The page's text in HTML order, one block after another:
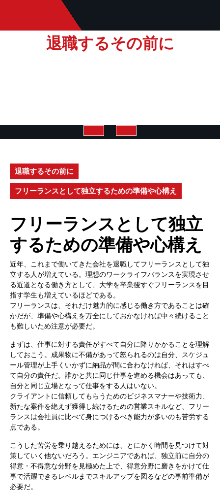
退職するその前に
退職するその前に
フリーランスとして独立するための準備や心構え
フリーランスとして独立
するための準備や心構え
近年、これまで働いてきた会社を退職してフリーランスとして独
立する人が増えている。理想のワークライフバランスを実現させ
る近道となる働き方として、大学を卒業後すぐフリーランスを目
指す学生も増えているほどである。
フリーランスは、それだけ魅力的に感じる働き方であることは確
かだが、準備や心構えを万全にしておかなければ中々続けること
も難しいため注意が必要だ。
まずは、仕事に対する責任がすべて自分に降りかかることを理解
しておこう。成果物に不備があって怒られるのは自分、スケジュ
ール管理が上手くいかずに納品が間に合わなければ、それはすべ
て自分の責任だ。誰かと共に同じ仕事を進める機会はあっても、
自分と同じ立場となって仕事をする人はいない。
クライアントに信頼してもらうためのビジネスマナーや技術力、
新たな案件を絶えず獲得し続けるための営業スキルなど、フリー
ランスは会社員に比べて身につけるべき能力が多いのも苦労する
点である。
こうした苦労を乗り越えるためには、とにかく時間を見つけて対
策していく他ないだろう。エンジニアであれば、独立前に自分の
得意・不得意な分野を見極めた上で、得意分野に磨きをかけて仕
事で活躍できるレベルまでスキルアップを図るなどの事前準備が
必要だ。